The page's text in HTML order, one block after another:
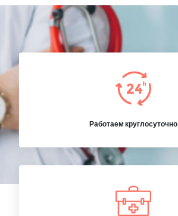
Работаем круглосуточно